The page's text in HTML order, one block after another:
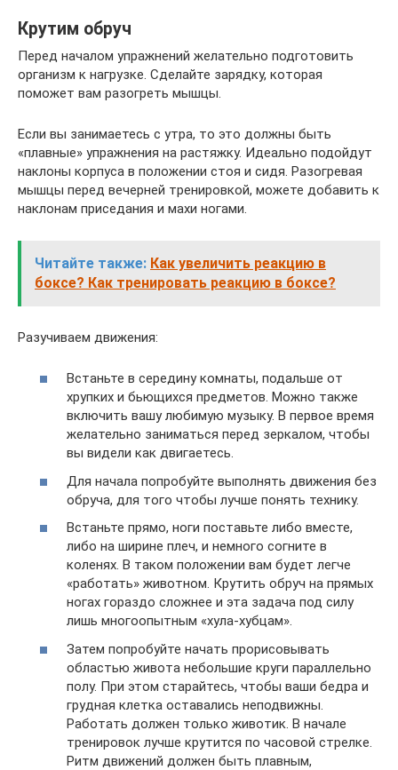
Крутим обруч
Перед началом упражнений желательно подготовить
организм к нагрузке. Сделайте зарядку, которая
поможет вам разогреть мышцы.
Если вы занимаетесь с утра, то это должны быть
«плавные» упражнения на растяжку. Идеально подойдут
наклоны корпуса в положении стоя и сидя. Разогревая
мышцы перед вечерней тренировкой, можете добавить к
наклонам приседания и махи ногами.
Читайте также: Как увеличить реакцию в
боксе? Как тренировать реакцию в боксе?
Разучиваем движения:
Встаньте в середину комнаты, подальше от
хрупких и бьющихся предметов. Можно также
включить вашу любимую музыку. В первое время
желательно заниматься перед зеркалом, чтобы
вы видели как двигаетесь.
Для начала попробуйте выполнять движения без
обруча, для того чтобы лучше понять технику.
Встаньте прямо, ноги поставьте либо вместе,
либо на ширине плеч, и немного согните в
коленях. В таком положении вам будет легче
«работать» животном. Крутить обруч на прямых
ногах гораздо сложнее и эта задача под силу
лишь многоопытным «хула-хубцам».
Затем попробуйте начать прорисовывать
областью живота небольшие круги параллельно
полу. При этом старайтесь, чтобы ваши бедра и
грудная клетка оставались неподвижны.
Работать должен только животик. В начале
тренировок лучше крутится по часовой стрелке.
Ритм движений должен быть плавным,